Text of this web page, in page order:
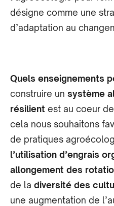
désigne comme une
d’adaptation au
Quels enseignements
construire un système
résilient est au coeur
cela nous souhaitons
de pratiques
l’utilisation d’engrais
allongement des
de la diversité des
une augmentation de